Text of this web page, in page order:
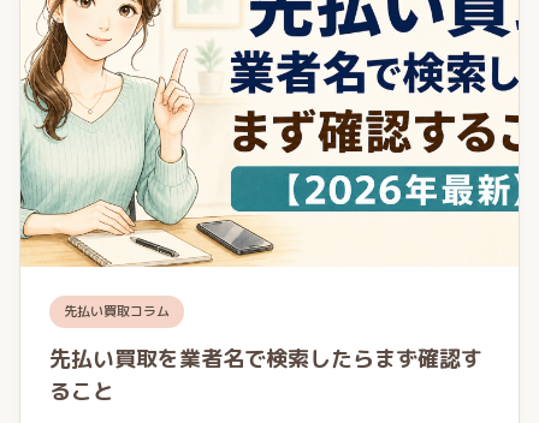
先払い買取コラム
先払い買取を業者名で検索したらまず確認す
ること